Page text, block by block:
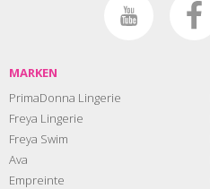
MARKEN
PrimaDonna Lingerie
Freya Lingerie
Freya Swim
Ava
Empreinte